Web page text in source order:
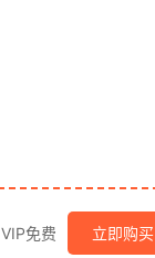
VIP免费 立即购买